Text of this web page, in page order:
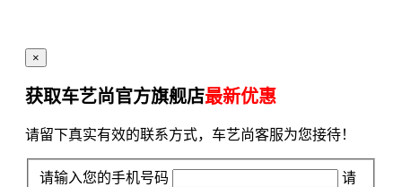
×
获取车艺尚官方旗舰店最新优惠
请留下真实有效的联系方式，车艺尚客服为您接待！
请输入您的手机号码
请